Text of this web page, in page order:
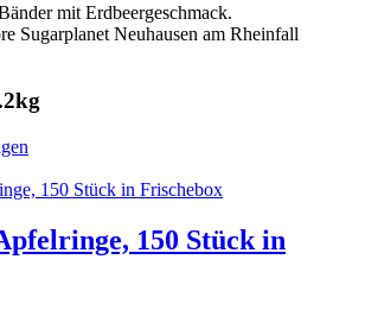
mit Erdbeergeschmack.
Sugarplanet Neuhausen am Rheinfall
150 Stück in